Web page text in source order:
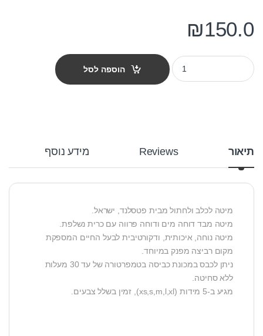
₪150.0
מיטה דוחת מים פטס-פרוג'קט מידה xs צבע כחול עם אפור quantity
הוספה לסל
תיאור Reviews מידע נוסף
מיטה לכלב ולחתול מבית פטסלנד, ישראל.
מיטה מבד דוחה מים ודוחה פרווה עם כרית נשלפת.
מיטה נוחה, איכותית, ודקורטיבית לבעל החיים המספקת
מקום רביצה מפנק במיוחד.
ניתן לכבס במכונת כביסה בטמפרטורה של עד 30 מעלות
ללא סחיטה.
מגיע ב-5 מידות (xs,s,m,l,xl), זמין בשלל צבעים.